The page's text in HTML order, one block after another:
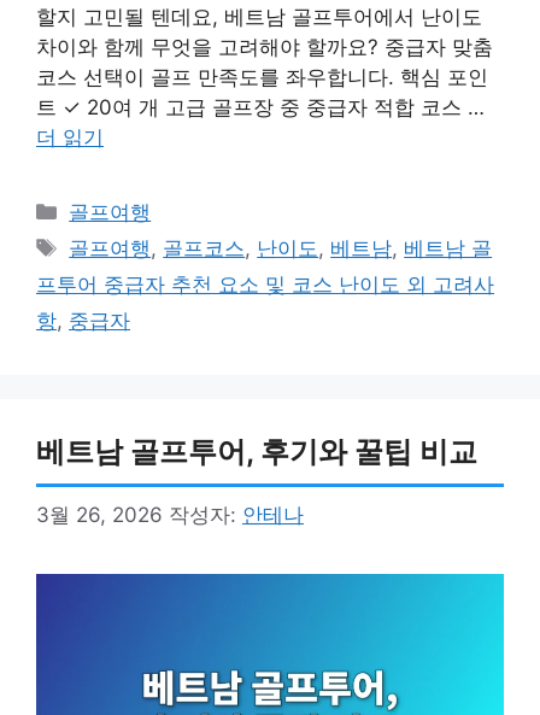
할지 고민될 텐데요, 베트남 골프투어에서 난이도
차이와 함께 무엇을 고려해야 할까요? 중급자 맞춤
코스 선택이 골프 만족도를 좌우합니다. 핵심 포인
트 ✓ 20여 개 고급 골프장 중 중급자 적합 코스 …
더 읽기
카
테
리
골프여행
태
그
골프여행 , 골프코스, 난이도 , 베트남, 베트남 골
프투어 중급자 추천 요소 및 코스 난이도 외 고려사
항, 중급자
베트남 골프투어, 후기와 꿀팁 비교
3월 26, 2026 작성자: 안테나